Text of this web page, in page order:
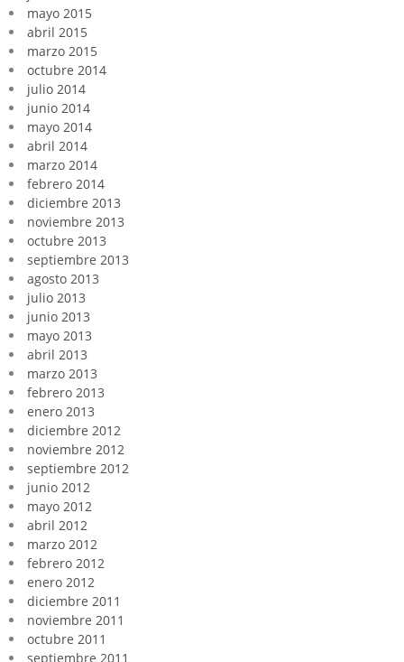
mayo 2015
abril 2015
marzo 2015
octubre 2014
julio 2014
junio 2014
mayo 2014
abril 2014
marzo 2014
febrero 2014
diciembre 2013
noviembre 2013
octubre 2013
septiembre 2013
agosto 2013
julio 2013
junio 2013
mayo 2013
abril 2013
marzo 2013
febrero 2013
enero 2013
diciembre 2012
noviembre 2012
septiembre 2012
junio 2012
mayo 2012
abril 2012
marzo 2012
febrero 2012
enero 2012
diciembre 2011
noviembre 2011
octubre 2011
septiembre 2011